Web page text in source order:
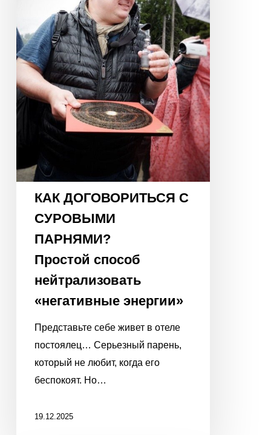
Простой
способ
нейтрализовать
«негативные
энергии»
КАК ДОГОВОРИТЬСЯ С
СУРОВЫМИ
ПАРНЯМИ?
Простой способ
нейтрализовать
«негативные энергии»
Представьте себе живет в отеле
постоялец… Серьезный парень,
который не любит, когда его
беспокоят. Но…
19.12.2025